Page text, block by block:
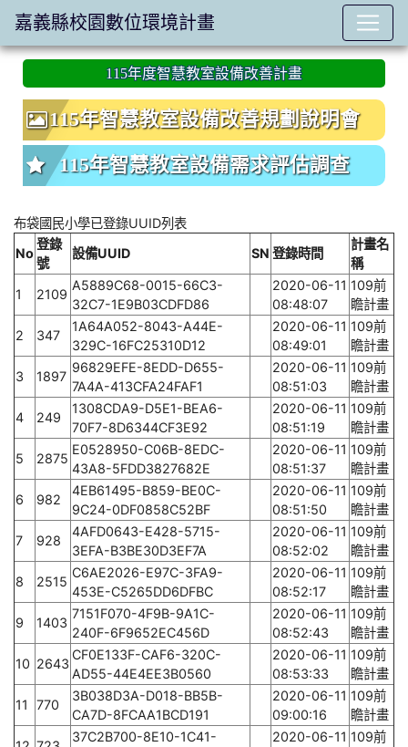
:::
115年度智慧教室設備改善計畫
115年智慧教室設備改善規劃說明會
115年智慧教室設備需求評估調查
布袋國民小學已登錄UUID列表
No
登錄
號
設備UUID SN 登錄時間
計畫名
稱
1
2109
A5889C68-0015-66C3-
32C7-1E9B03CDFD86
2020-06-11
08:48:07
109前
瞻計畫
2
347
1A64A052-8043-A44E-
329C-16FC25310D12
2020-06-11
08:49:01
109前
瞻計畫
3
1897
96829EFE-8EDD-D655-
7A4A-413CFA24FAF1
2020-06-11
08:51:03
109前
瞻計畫
4
249
1308CDA9-D5E1-BEA6-
70F7-8D6344CF3E92
2020-06-11
08:51:19
109前
瞻計畫
5
2875
E0528950-C06B-8EDC-
43A8-5FDD3827682E
2020-06-11
08:51:37
109前
瞻計畫
6
982
4EB61495-B859-BE0C-
9C24-0DF0858C52BF
2020-06-11
08:51:50
109前
瞻計畫
7
928
4AFD0643-E428-5715-
3EFA-B3BE30D3EF7A
2020-06-11
08:52:02
109前
瞻計畫
8
2515
C6AE2026-E97C-3FA9-
453E-C5265DD6DFBC
2020-06-11
08:52:17
109前
瞻計畫
9
1403
7151F070-4F9B-9A1C-
240F-6F9652EC456D
2020-06-11
08:52:43
109前
瞻計畫
10 2643
CF0E133F-CAF6-320C-
AD55-44E4EE3B0560
2020-06-11
08:53:33
109前
瞻計畫
11
770
3B038D3A-D018-BB5B-
CA7D-8FCAA1BCD191
2020-06-11
09:00:16
109前
瞻計畫
37C2B700-8E10-1C41-
2020-06-11 109前
嘉義縣校園數位環境計畫